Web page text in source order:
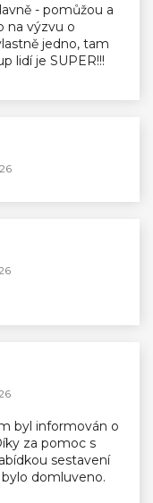
- pomůžou a
na výzvu o
jedno, tam
lidí je SUPER!!!
5 hvězdiček.
5 hvězdiček.
5 hvězdiček.
byl informován o
za pomoc s
sestavení
domluveno.